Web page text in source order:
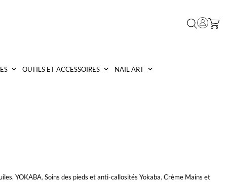
OUTILS ET ACCESSOIRES NAIL ART
, YOKABA, Soins des pieds et anti-callosités Yokaba, Crème Mains et